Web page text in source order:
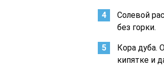
Солевой
без горки.
Кора дуба.
кипятке и